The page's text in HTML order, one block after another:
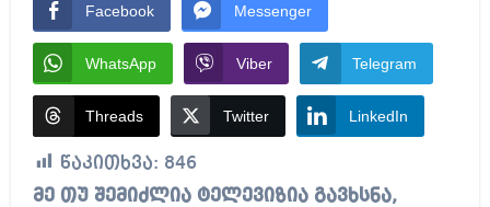
Facebook Messenger
WhatsApp Viber Telegram
Threads Twitter LinkedIn
წაკითხვა: 846
მე თუ შემიძლია ტელევიზია გავხსნა,